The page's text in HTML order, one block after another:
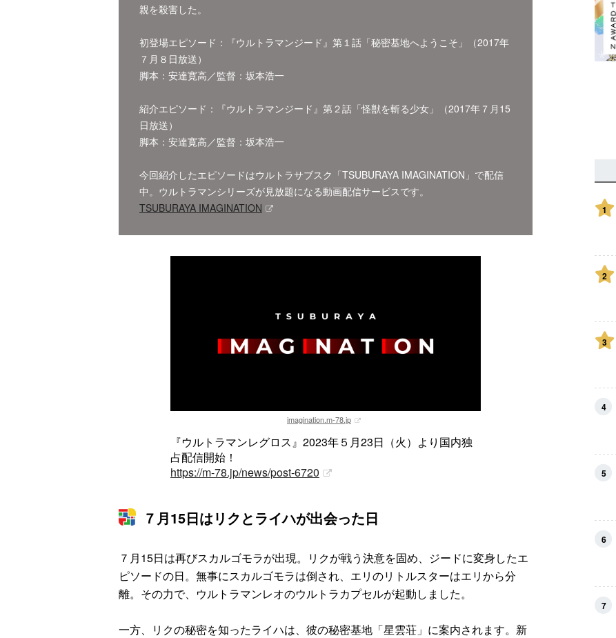
親を殺害した。
初登場エピソード：『ウルトラマンジード』第１話「秘密基地へようこそ」（2017年
７月８日放送）
脚本：安達寛高／監督：坂本浩一
紹介エピソード：『ウルトラマンジード』第２話「怪獣を斬る少女」（2017年７月15
日放送）
脚本：安達寛高／監督：坂本浩一
今回紹介したエピソードはウルトラサブスク「TSUBURAYA IMAGINATION」で配信
中。ウルトラマンシリーズが見放題になる動画配信サービスです。
TSUBURAYA IMAGINATION
imagination.m-78.jp
『ウルトラマンレグロス』2023年５月23日（火）より国内独
占配信開始！
https://m-78.jp/news/post-6720
７月15日はリクとライハが出会った日
７月15日は再びスカルゴモラが出現。リクが戦う決意を固め、ジードに変身したエ
ピソードの日。無事にスカルゴモラは倒され、エリのリトルスターはエリから分
離。その力で、ウルトラマンレオのウルトラカプセルが起動しました。
一方、リクの秘密を知ったライハは、彼の秘密基地「星雲荘」に案内されます。新
1
2
3
4
5
6
7